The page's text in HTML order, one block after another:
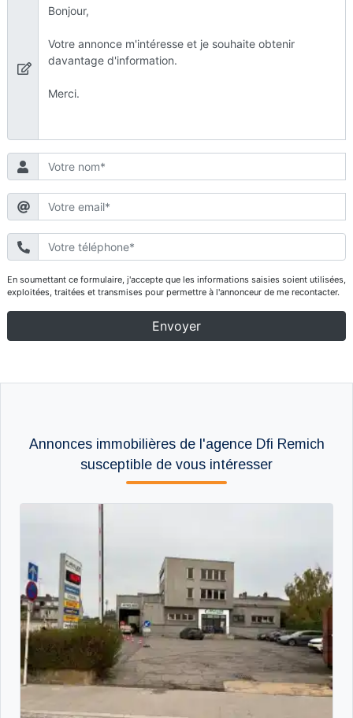
Annonces immobilières de l'agence Dfi Remich
susceptible de vous intéresser